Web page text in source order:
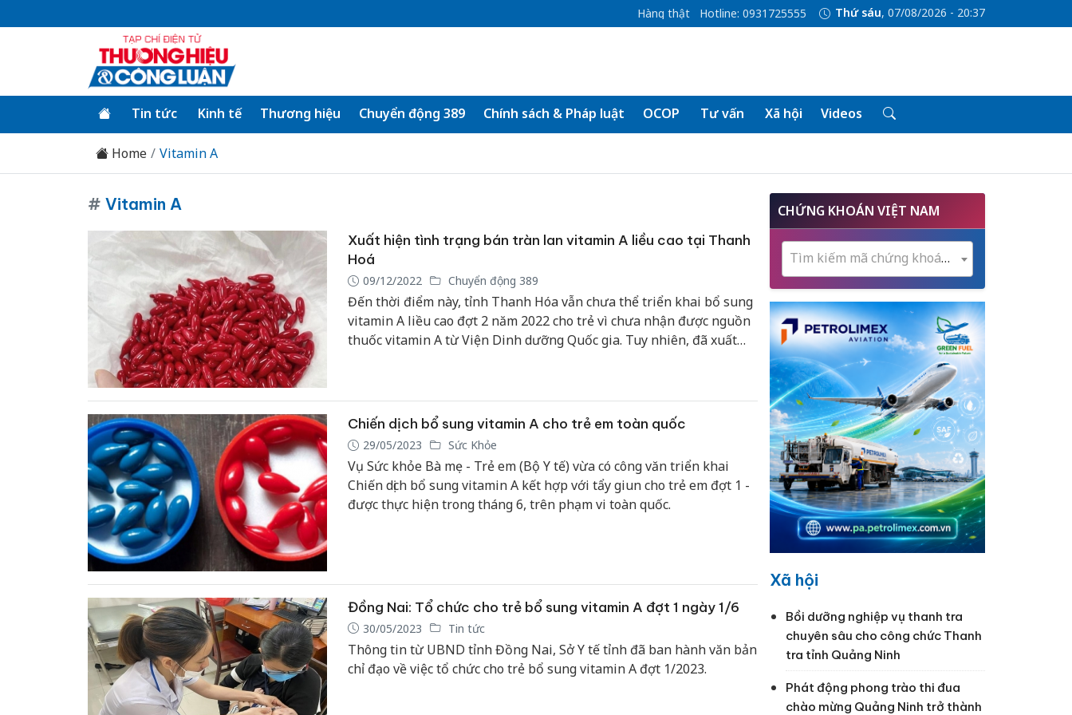
Hàng thật Hotline: 0931725555 Thứ sáu, 07/08/2026 - 20:37
Tin tức Kinh tế Thương hiệu Chuyển động 389 Chính sách & Pháp luật OCOP Tư vấn Xã hội Videos
Home Vitamin A
# Vitamin A
Xuất hiện tình trạng bán tràn lan vitamin A liều cao tại Thanh
Hoá
09/12/2022 Chuyển động 389
Đến thời điểm này, tỉnh Thanh Hóa vẫn chưa thể triển khai bổ sung
vitamin A liều cao đợt 2 năm 2022 cho trẻ vì chưa nhận được nguồn
thuốc vitamin A từ Viện Dinh dưỡng Quốc gia. Tuy nhiên, đã xuất
Chiến dịch bổ sung vitamin A cho trẻ em toàn quốc
29/05/2023 Sức Khỏe
Vụ Sức khỏe Bà mẹ - Trẻ em (Bộ Y tế) vừa có công văn triển khai
Chiến dịch bổ sung vitamin A kết hợp với tẩy giun cho trẻ em đợt 1 -
được thực hiện trong tháng 6, trên phạm vi toàn quốc.
Đồng Nai: Tổ chức cho trẻ bổ sung vitamin A đợt 1 ngày 1/6
30/05/2023 Tin tức
Thông tin từ UBND tỉnh Đồng Nai, Sở Y tế tỉnh đã ban hành văn bản
chỉ đạo về việc tổ chức cho trẻ bổ sung vitamin A đợt 1/2023.
CHỨNG KHOÁN VIỆT NAM
Tìm kiếm mã chứng khoán...
Xã hội
Bồi dưỡng nghiệp vụ thanh tra
chuyên sâu cho công chức Thanh
tra tỉnh Quảng Ninh
Phát động phong trào thi đua
chào mừng Quảng Ninh trở thành